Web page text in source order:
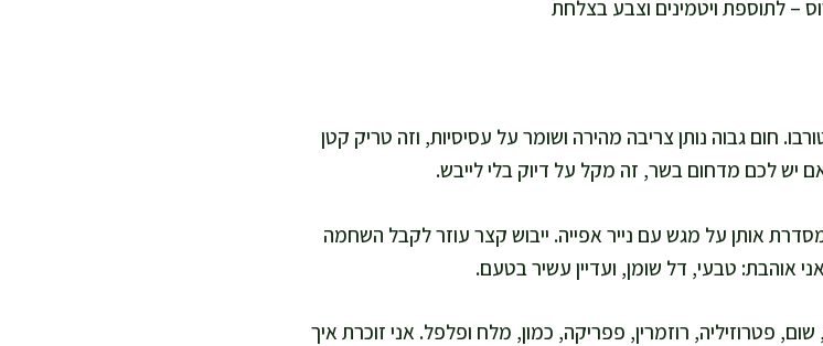
מעלות במצב טורבו. חום גבוה נותן צריבה מהירה ושומר על עסיסיות, וזה טריק קטן
יש לכם מדחום בשר, זה מקל על דיוק בלי לייבש.
אותן על מגש עם נייר אפייה. ייבוש קצר עוזר לקבל השחמה
אוהבת: טבעי, דל שומן, ועדיין עשיר בטעם.
פטרוזיליה, רוזמרין, פפריקה, כמון, מלח ופלפל. אני זוכרת איך